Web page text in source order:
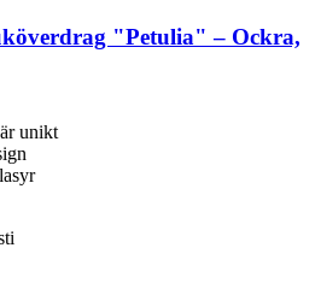
"Petulia" – Ockra,
unikt